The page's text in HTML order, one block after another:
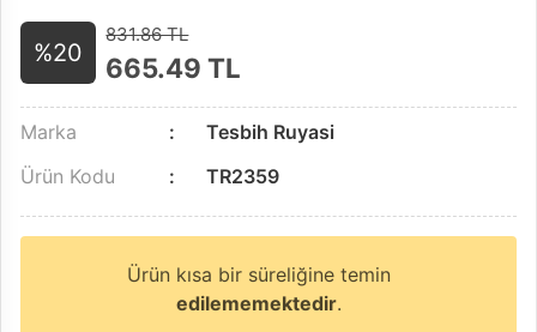
%20
831.86 TL
665.49 TL
Marka
Tesbih Ruyasi
Ürün Kodu
TR2359
Ürün kısa bir süreliğine temin
edilememektedir.